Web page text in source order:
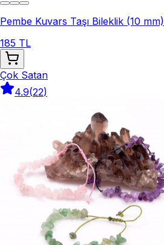
Pembe Kuvars Taşı Bileklik (10 mm)
185 TL
Çok Satan
4.9(22)